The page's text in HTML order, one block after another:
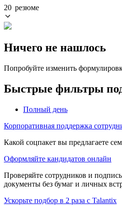
20 резюме
Ничего не нашлось
Попробуйте изменить
Быстрые фильтры
Полный день
Корпоративная поддержка
Какой соцпакет вы предлагаете
Оформляйте кандидатов онлайн
Проверяйте сотрудников и
документы без бумаг и личных
Ускорьте подбор в 2 раза с Talantix